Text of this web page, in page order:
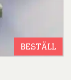
BESTÄLL